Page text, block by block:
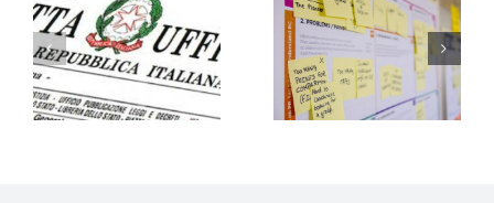
Entrepreneurship
Motivation in
the company